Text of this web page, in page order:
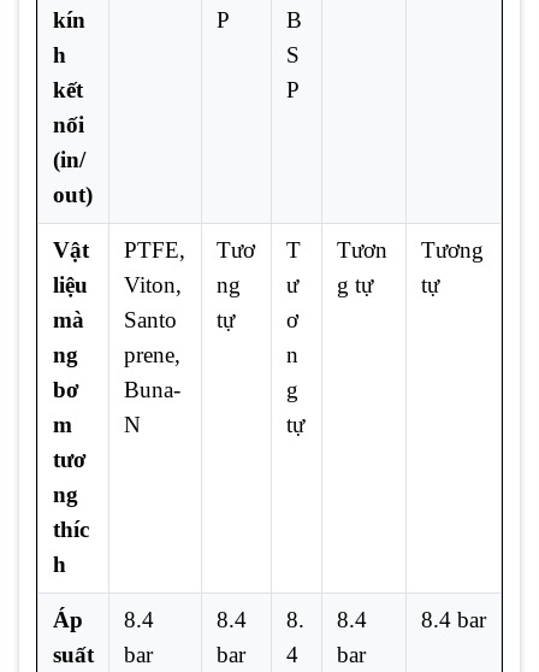
kín
h
kết
nối
(in/
out)
P
B
S
P
Vật
liệu
mà
ng
bơ
m
tươ
ng
thíc
h
PTFE,
Viton,
Santo
prene,
Buna-
N
Tươ
ng
tự
T
ư
ơ
n
g
tự
Tươn
g tự
Tương
tự
Áp
suất
8.4
bar
8.4
bar
8.
4
8.4
bar
8.4 bar